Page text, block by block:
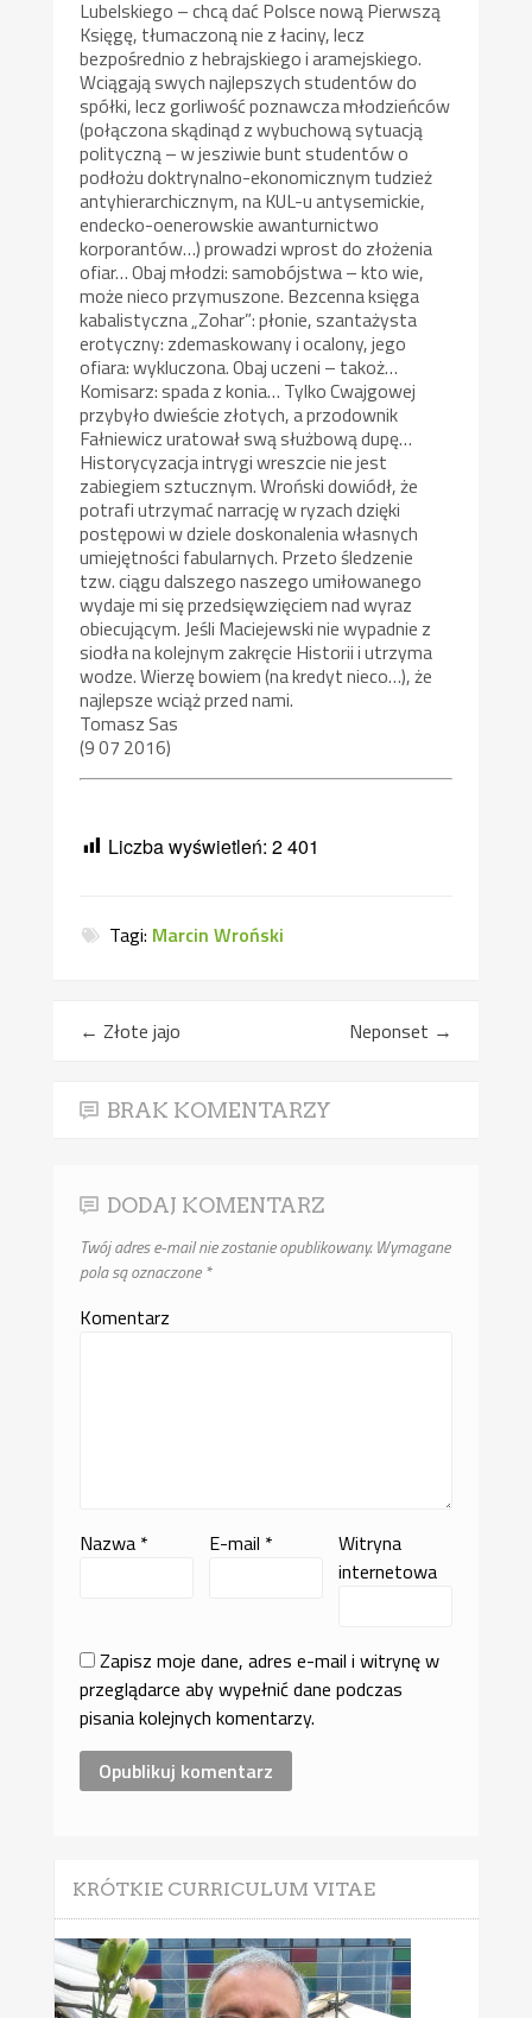
Lubelskiego – chcą dać Polsce nową Pierwszą
Księgę, tłumaczoną nie z łaciny, lecz
bezpośrednio z hebrajskiego i aramejskiego.
Wciągają swych najlepszych studentów do
spółki, lecz gorliwość poznawcza młodzieńców
(połączona skądinąd z wybuchową sytuacją
polityczną – w jesziwie bunt studentów o
podłożu doktrynalno-ekonomicznym tudzież
antyhierarchicznym, na KUL-u antysemickie,
endecko-oenerowskie awanturnictwo
korporantów…) prowadzi wprost do złożenia
ofiar… Obaj młodzi: samobójstwa – kto wie,
może nieco przymuszone. Bezcenna księga
kabalistyczna „Zohar”: płonie, szantażysta
erotyczny: zdemaskowany i ocalony, jego
ofiara: wykluczona. Obaj uczeni – takoż…
Komisarz: spada z konia… Tylko Cwajgowej
przybyło dwieście złotych, a przodownik
Fałniewicz uratował swą służbową dupę…
Historycyzacja intrygi wreszcie nie jest
zabiegiem sztucznym. Wroński dowiódł, że
potrafi utrzymać narrację w ryzach dzięki
postępowi w dziele doskonalenia własnych
umiejętności fabularnych. Przeto śledzenie
tzw. ciągu dalszego naszego umiłowanego
wydaje mi się przedsięwzięciem nad wyraz
obiecującym. Jeśli Maciejewski nie wypadnie z
siodła na kolejnym zakręcie Historii i utrzyma
wodze. Wierzę bowiem (na kredyt nieco…), że
najlepsze wciąż przed nami.
Tomasz Sas
(9 07 2016)
Liczba wyświetleń: 2 401
Tagi: Marcin Wroński
← Złote jajo Neponset →
BRAK KOMENTARZY
DODAJ KOMENTARZ
Twój adres e-mail nie zostanie opublikowany.Wymagane
pola są oznaczone*
Komentarz
Nazwa * E-mail *
Witryna
internetowa
Zapisz moje dane, adres e-mail i witrynę w
przeglądarce aby wypełnić dane podczas
pisania kolejnych komentarzy.
KRÓTKIE CURRICULUM VITAE